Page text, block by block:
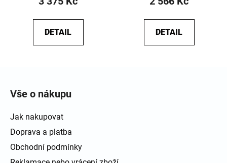
DETAIL DETAIL
Vše o nákupu
Jak nakupovat
Doprava a platba
Obchodní podmínky